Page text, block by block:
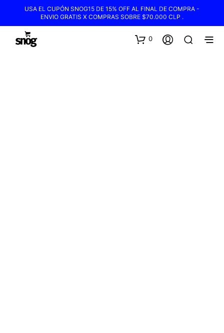
USA EL CUPÓN SNOG15 DE 15% OFF AL FINAL DE COMPRA -
ENVIO GRATIS X COMPRAS SOBRE $70.000 CLP .
0